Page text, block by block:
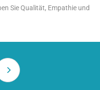
Sie Qualität, Empathie und